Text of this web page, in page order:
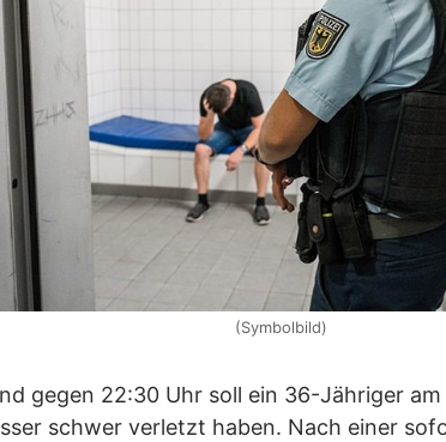
(Symbolbild)
gegen 22:30 Uhr soll ein 36-Jähriger
schwer verletzt haben. Nach einer